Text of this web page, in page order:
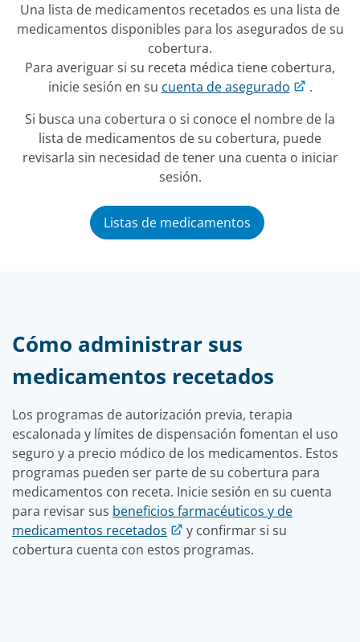
Una lista de medicamentos recetados es una lista de
medicamentos disponibles para los asegurados de su
cobertura.
Para averiguar si su receta médica tiene cobertura,
inicie sesión en su cuenta de asegurado
.
Si busca una cobertura o si conoce el nombre de la
lista de medicamentos de su cobertura, puede
revisarla sin necesidad de tener una cuenta o iniciar
sesión.
Listas de medicamentos
Cómo administrar sus
medicamentos recetados
Los programas de autorización previa, terapia
escalonada y límites de dispensación fomentan el uso
seguro y a precio módico de los medicamentos. Estos
programas pueden ser parte de su cobertura para
medicamentos con receta. Inicie sesión en su cuenta
para revisar sus beneficios farmacéuticos y de
medicamentos recetados
y confirmar si su
cobertura cuenta con estos programas.